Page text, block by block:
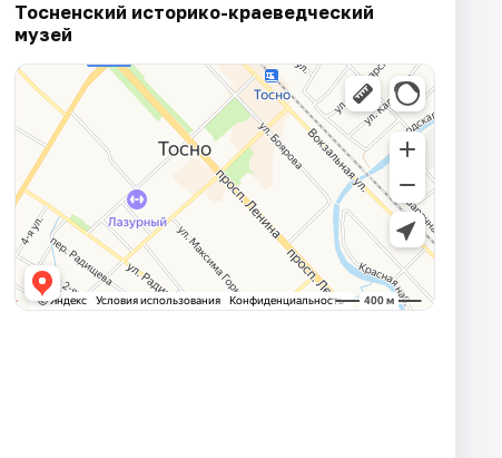
Тосненский историко-краеведческий
музей